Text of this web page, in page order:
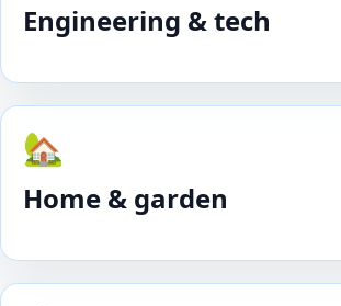
Engineering & tech
🏡
Home & garden